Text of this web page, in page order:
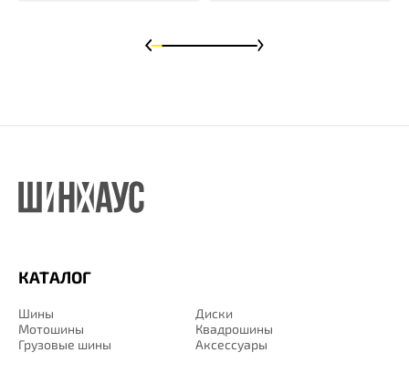
КАТАЛОГ
Шины
Диски
Мотошины
Квадрошины
Грузовые шины
Аксессуары